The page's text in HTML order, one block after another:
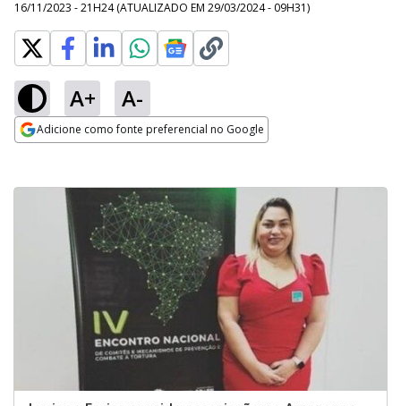
16/11/2023 - 21H24 (ATUALIZADO EM 29/03/2024 - 09H31)
A+ A-
Adicione como fonte preferencial no Google